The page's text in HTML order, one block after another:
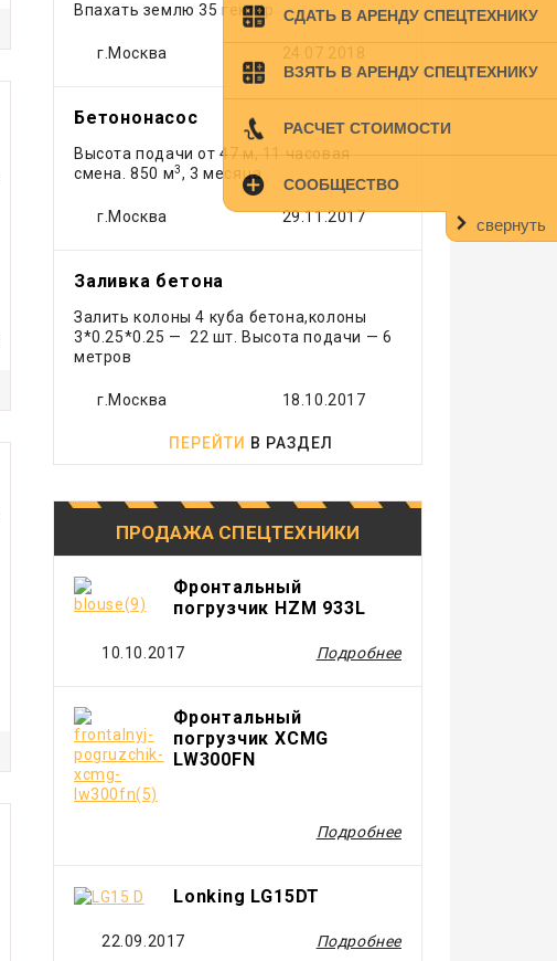
СДАТЬ В АРЕНДУ СПЕЦТЕХНИКУ
ВЗЯТЬ В АРЕНДУ СПЕЦТЕХНИКУ
РАСЧЕТ СТОИМОСТИ
СООБЩЕСТВО
свернуть
Лесовоз
Манипулятор
Мини экскаватор
Рефрижератор
Самосвал
Трактор
Эвакуатор
Экскаватор
Экскаватор - погрузчик
Впахать землю 35 гектар
г.Москва
Бетононасос
Высота подачи от 47 м, 11 часовая
смена. 850 м3, 3 месяца
г.Москва 29.11.2017
Заливка бетона
Залить колоны 4 куба бетона,колоны
3*0.25*0.25 — 22 шт. Высота подачи — 6
метров
г.Москва 18.10.2017
ПЕРЕЙТИ В РАЗДЕЛ
ПРОДАЖА СПЕЦТЕХНИКИ
Фронтальный
погрузчик HZM 933L
10.10.2017 Подробнее
Фронтальный
погрузчик XCMG
LW300FN
Подробнее
Lonking LG15DT
22.09.2017 Подробнее